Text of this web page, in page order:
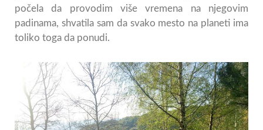
počela da provodim više vremena na njegovim
padinama, shvatila sam da svako mesto na planeti ima
toliko toga da ponudi.